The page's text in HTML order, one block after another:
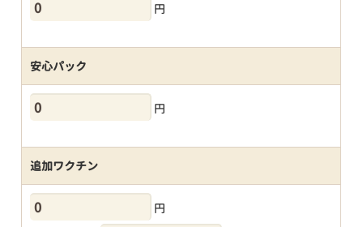
円
安心パック
円
追加ワクチン
円